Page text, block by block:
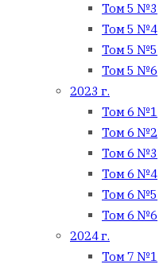
Том 5 №3
Том 5 №4
Том 5 №5
Том 5 №6
2023 г.
Том 6 №1
Том 6 №2
Том 6 №3
Том 6 №4
Том 6 №5
Том 6 №6
2024 г.
Том 7 №1